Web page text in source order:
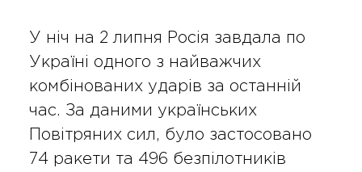
У ніч на 2 липня Росія завдала по
Україні одного з найважчих
комбінованих ударів за останній
час. За даними українських
Повітряних сил, було застосовано
74 ракети та 496 безпілотників